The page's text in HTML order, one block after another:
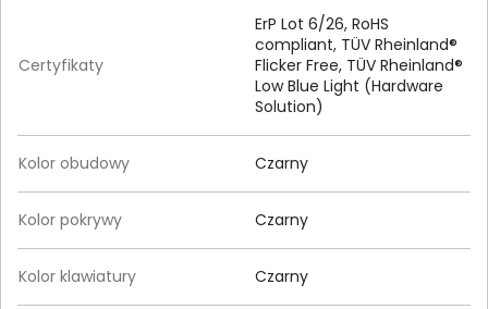
Certyfikaty
ErP Lot 6/26, RoHS
compliant, TÜV Rheinland®
Flicker Free, TÜV Rheinland®
Low Blue Light (Hardware
Solution)
Kolor obudowy Czarny
Kolor pokrywy Czarny
Kolor klawiatury Czarny